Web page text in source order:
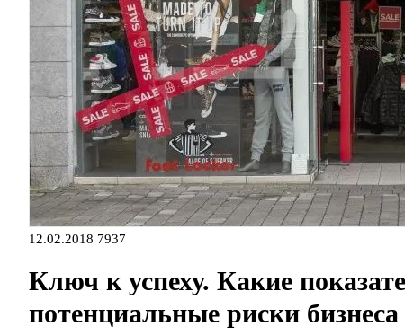
12.02.2018 7937
Ключ к успеху. Какие
потенциальные риски бизнеса